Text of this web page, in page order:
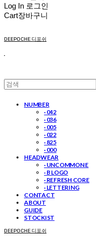
Log In 로그인
Cart장바구니
DEEPOCHE 디포쉬
NUMBER
· 042
· 036
· 005
· 022
· 825
· 000
HEADWEAR
· UNCOMMON E
· B LOGO
· REFRESH CORE
· LETTERING
CONTACT
ABOUT
GUIDE
STOCKIST
DEEPOCHE 디포쉬